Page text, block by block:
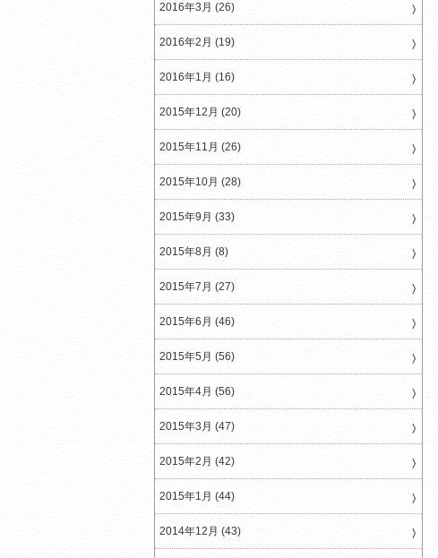
2016年3月 (26)
2016年2月 (19)
2016年1月 (16)
2015年12月 (20)
2015年11月 (26)
2015年10月 (28)
2015年9月 (33)
2015年8月 (8)
2015年7月 (27)
2015年6月 (46)
2015年5月 (56)
2015年4月 (56)
2015年3月 (47)
2015年2月 (42)
2015年1月 (44)
2014年12月 (43)